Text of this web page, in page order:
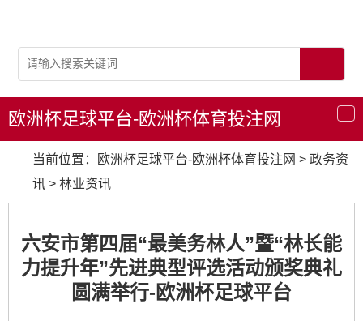
导
航
欧洲杯足球平台-欧洲杯体育投注网
当前位置： 欧洲杯足球平台-欧洲杯体育投注网 > 政务资
讯 > 林业资讯
六安市第四届“最美务林人”暨“林长能
力提升年”先进典型评选活动颁奖典礼
圆满举行-欧洲杯足球平台